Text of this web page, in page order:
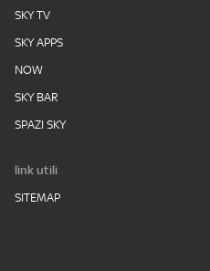
SKY TV
SKY APPS
NOW
SKY BAR
SPAZI SKY
link utili
SITEMAP